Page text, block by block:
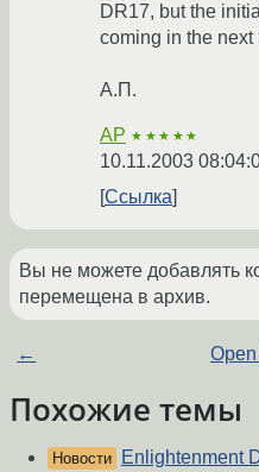
DR17, but the
coming in the next
А.П.
AP ★★★★★
10.11.2003
Ссылка
Вы не можете добавлять
перемещена в архив.
←
Похожие темы
Новости
Enlightenment